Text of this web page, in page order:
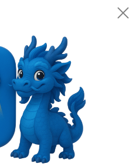
Открыть
электроника
Маршрутизаторы, коммутаторы